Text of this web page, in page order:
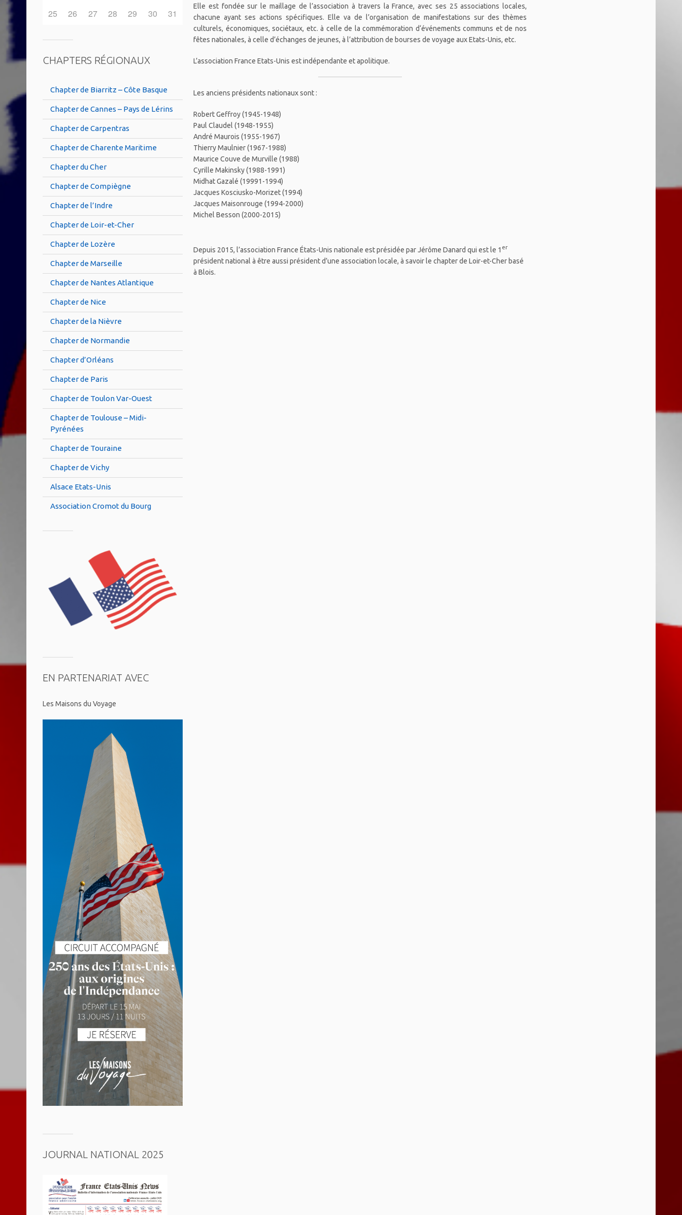
Elle est fondée sur le maillage de l’association à travers la France, avec ses 25 associations locales,
chacune ayant ses actions spécifiques. Elle va de l’organisation de manifestations sur des thèmes
culturels, économiques, sociétaux, etc. à celle de la commémoration d‘événements communs et de nos
fêtes nationales, à celle d’échanges de jeunes, à l’attribution de bourses de voyage aux Etats-Unis, etc.
L’association France Etats-Unis est indépendante et apolitique.
Les anciens présidents nationaux sont :
Robert Geffroy (1945-1948)
Paul Claudel (1948-1955)
André Maurois (1955-1967)
Thierry Maulnier (1967-1988)
Maurice Couve de Murville (1988)
Cyrille Makinsky (1988-1991)
Midhat Gazalé (19991-1994)
Jacques Kosciusko-Morizet (1994)
Jacques Maisonrouge (1994-2000)
Michel Besson (2000-2015)
Depuis 2015, l’association France États-Unis nationale est présidée par Jérôme Danard qui est le 1 er
président national à être aussi président d’une association locale, à savoir le chapter de Loir-et-Cher basé
à Blois.
25
26 27 28 29 30 31
CHAPTERS RÉGIONAUX
Chapter de Biarritz – Côte Basque
Chapter de Cannes – Pays de Lérins
Chapter de Carpentras
Chapter de Charente Maritime
Chapter du Cher
Chapter de Compiègne
Chapter de l’Indre
Chapter de Loir-et-Cher
Chapter de Lozère
Chapter de Marseille
Chapter de Nantes Atlantique
Chapter de Nice
Chapter de la Nièvre
Chapter de Normandie
Chapter d’Orléans
Chapter de Paris
Chapter de Toulon Var-Ouest
Chapter de Toulouse – Midi-
Pyrénées
Chapter de Touraine
Chapter de Vichy
Alsace Etats-Unis
Association Cromot du Bourg
EN PARTENARIAT AVEC
Les Maisons du Voyage
JOURNAL NATIONAL 2025